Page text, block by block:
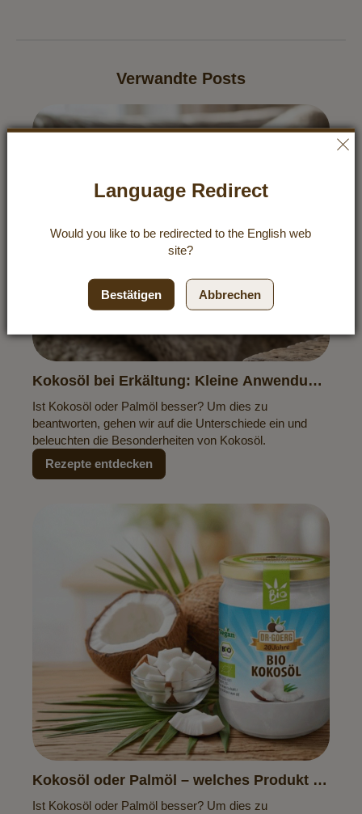
Verwandte Posts
Kokosöl bei Erkältung: Kleine Anwendung,
Ist Kokosöl oder Palmöl besser? Um dies zu
beantworten, gehen wir auf die Unterschiede ein und
beleuchten die Besonderheiten von Kokosöl.
Rezepte entdecken
Kokosöl oder Palmöl – welches Produkt ist
Ist Kokosöl oder Palmöl besser? Um dies zu
Language Redirect
Would you like to be redirected to the English web
site?
Bestätigen Abbrechen